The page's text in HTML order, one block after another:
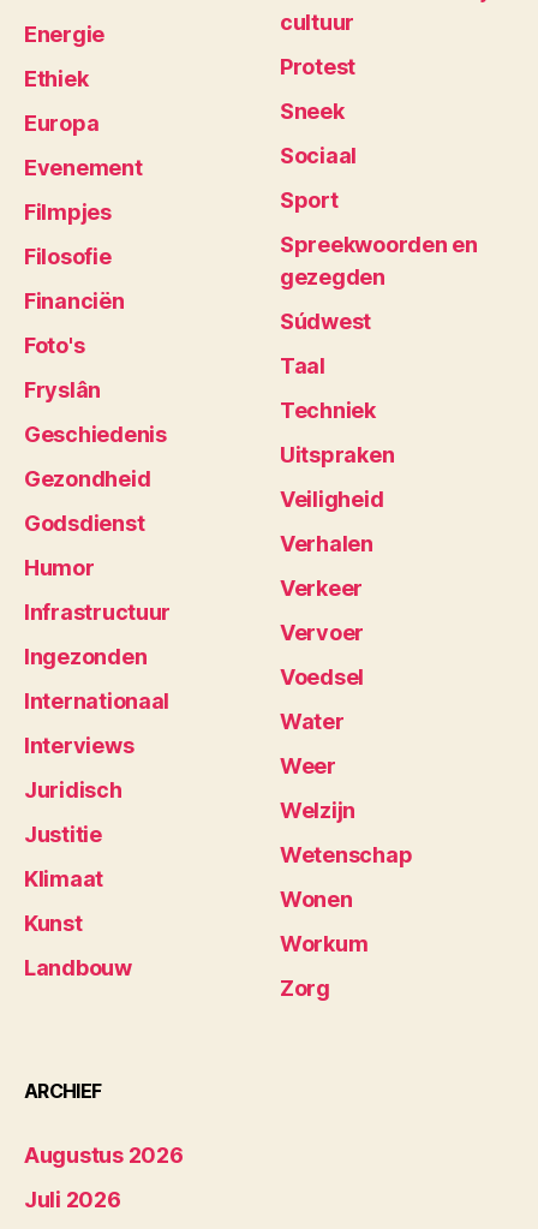
Energie
Ethiek
Europa
Evenement
Filmpjes
Filosofie
Financiën
Foto's
Fryslân
Geschiedenis
Gezondheid
Godsdienst
Humor
Infrastructuur
Ingezonden
Internationaal
Interviews
Juridisch
Justitie
Klimaat
Kunst
Landbouw
cultuur
Protest
Sneek
Sociaal
Sport
Spreekwoorden en
gezegden
Súdwest
Taal
Techniek
Uitspraken
Veiligheid
Verhalen
Verkeer
Vervoer
Voedsel
Water
Weer
Welzijn
Wetenschap
Wonen
Workum
Zorg
ARCHIEF
Augustus 2026
Juli 2026